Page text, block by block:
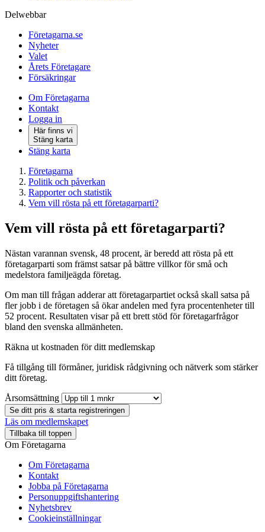
Delwebbar
Företagarna.se
Nyheter
Valet
Årets Företagare
Försäkringar
Om Företagarna
Kontakt
Logga in
Här finns vi
Stäng karta
Stäng karta
Företagarna
Politik och påverkan
Rapporter och statistik
Vem vill rösta på ett företagarparti?
Vem vill rösta på ett företagarparti?
Nästan varannan svensk, 48 procent, är beredd att rösta på ett
företagarparti som främst satsar på bättre villkor för små och
medelstora familjeägda företag.
Om man till frågan adderar att företagarpartiet också skall satsa på
fler jobb i de företagen så ökar andelen med fyra procentenheter till
52 procent. Resultaten visar på ett brett stöd för företagarfrågor
bland den svenska allmänheten.
Räkna ut kostnaden för ditt medlemskap
Få tillgång till förmåner, juridisk rådgivning och nätverk som stärker
ditt företag.
Årsomsättning
Se ditt pris & starta registreringen
Läs om medlemskapet
Tillbaka till toppen
Om Företagarna
Om Företagarna
Kontakt
Jobba på Företagarna
Personuppgiftshantering
Nyhetsbrev
Cookieinställningar